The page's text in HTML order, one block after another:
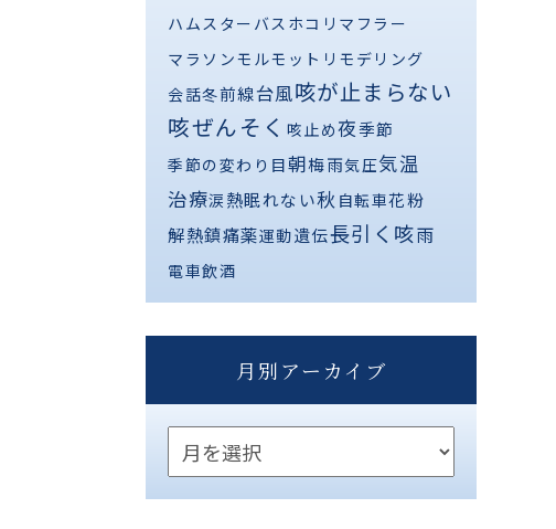
ハムスター バス ホコリ マフラー
マラソンモルモット リモデリング
会話冬前線台風咳が止まらない
咳ぜんそく 咳止め夜季節
季節の変わり目朝梅雨気圧気温
治療涙 熱眠れない秋 自転車花粉
解熱鎮痛薬運動遺伝長引く咳雨
電車飲酒
月別アーカイブ